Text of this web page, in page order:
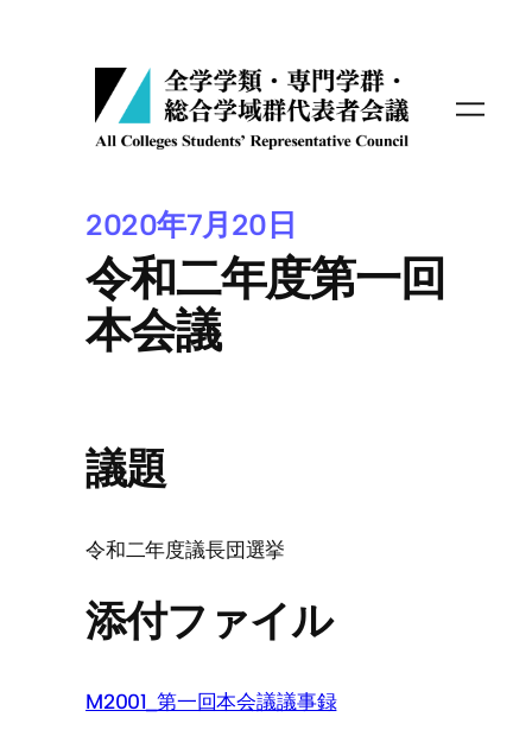
2020年7月20日
令和二年度第一回
本会議
議題
令和二年度議長団選挙
添付ファイル
M2001_第一回本会議議事録